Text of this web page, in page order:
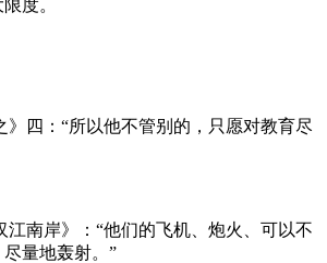
度。
》四：“所以他不管别的，只愿对教育尽
江南岸》：“他们的飞机、炮火、可以不
量地轰射。”